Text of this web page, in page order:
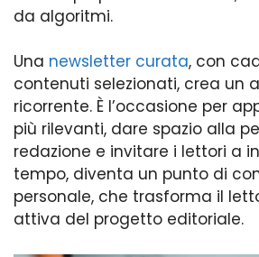
da algoritmi.
Una newsletter curata, con
contenuti selezionati, crea un
ricorrente. È l’occasione per
più rilevanti, dare spazio alla
redazione e invitare i lettori a
tempo, diventa un punto di
personale, che trasforma il
attiva del progetto editoriale.